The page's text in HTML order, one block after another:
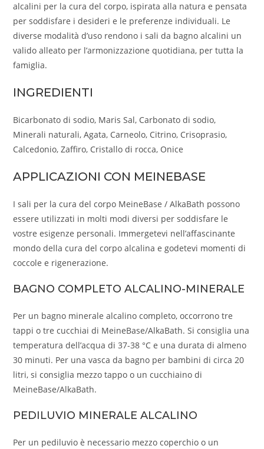
alcalini per la cura del corpo, ispirata alla natura e pensata
per soddisfare i desideri e le preferenze individuali. Le
diverse modalità d’uso rendono i sali da bagno alcalini un
valido alleato per l’armonizzazione quotidiana, per tutta la
famiglia.
INGREDIENTI
Bicarbonato di sodio, Maris Sal, Carbonato di sodio,
Minerali naturali, Agata, Carneolo, Citrino, Crisoprasio,
Calcedonio, Zaffiro, Cristallo di rocca, Onice
APPLICAZIONI CON MEINEBASE
I sali per la cura del corpo MeineBase / AlkaBath possono
essere utilizzati in molti modi diversi per soddisfare le
vostre esigenze personali. Immergetevi nell’affascinante
mondo della cura del corpo alcalina e godetevi momenti di
coccole e rigenerazione.
BAGNO COMPLETO ALCALINO-MINERALE
Per un bagno minerale alcalino completo, occorrono tre
tappi o tre cucchiai di MeineBase/AlkaBath. Si consiglia una
temperatura dell’acqua di 37-38 °C e una durata di almeno
30 minuti. Per una vasca da bagno per bambini di circa 20
litri, si consiglia mezzo tappo o un cucchiaino di
MeineBase/AlkaBath.
PEDILUVIO MINERALE ALCALINO
Per un pediluvio è necessario mezzo coperchio o un